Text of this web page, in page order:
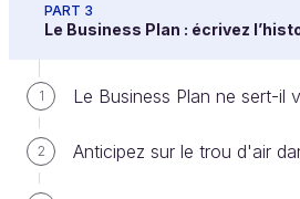
PART 3
Le Business Plan : écrivez
1 Le Business Plan ne sert-il
2 Anticipez sur le trou d'air